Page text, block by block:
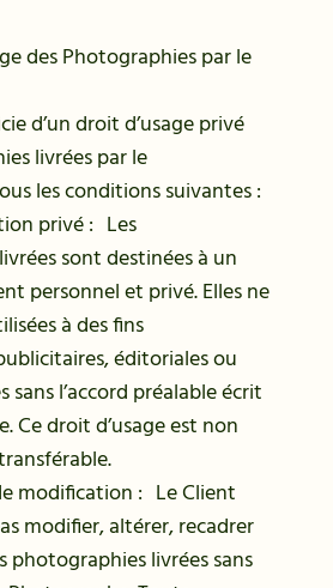
des Photographies par le
d’un droit d’usage privé
livrées par le
les conditions suivantes :
privé : Les
sont destinées à un
personnel et privé. Elles ne
à des fins
éditoriales ou
l’accord préalable écrit
Ce droit d’usage est non
modification : Le Client
modifier, altérer, recadrer
photographies livrées sans